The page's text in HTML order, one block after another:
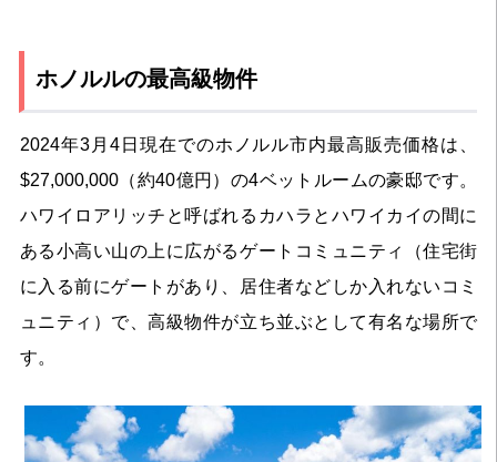
ホノルルの最高級物件
2024年3月4日現在でのホノルル市内最高販売価格は、
$27,000,000（約40億円）の4ベットルームの豪邸です。
ハワイロアリッチと呼ばれるカハラとハワイカイの間に
ある小高い山の上に広がるゲートコミュニティ（住宅街
に入る前にゲートがあり、居住者などしか入れないコミ
ュニティ）で、高級物件が立ち並ぶとして有名な場所で
す。